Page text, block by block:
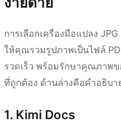
การเลือกเครื่องมือแปลง
ให้คุณรวมรูปภาพเป็นไฟล์
รวดเร็ว พร้อมรักษาคุณภาพ
ที่ถูกต้อง ด้านล่างคือคำอธิบา
1. Kimi Docs